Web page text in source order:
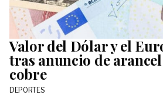
Valor del Dólar y el
tras anuncio de
cobre
DEPORTES